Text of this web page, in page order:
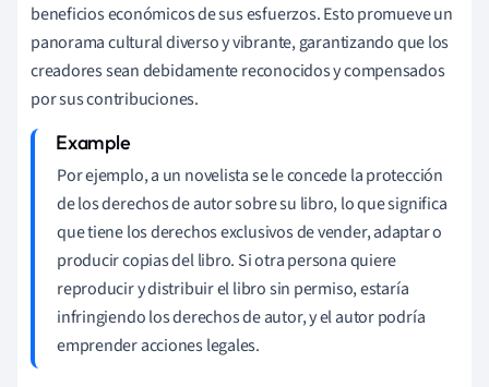
beneficios económicos de sus esfuerzos. Esto promueve un
panorama cultural diverso y vibrante, garantizando que los
creadores sean debidamente reconocidos y compensados
por sus contribuciones.
Por ejemplo, a un novelista se le concede la protección
de los derechos de autor sobre su libro, lo que significa
que tiene los derechos exclusivos de vender, adaptar o
producir copias del libro. Si otra persona quiere
reproducir y distribuir el libro sin permiso, estaría
infringiendo los derechos de autor, y el autor podría
emprender acciones legales.